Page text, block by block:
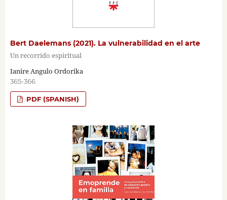
Bert Daelemans (2021). La vulnerabilidad en el arte
Un recorrido espiritual
Ianire Angulo Ordorika
365-366
PDF (SPANISH)